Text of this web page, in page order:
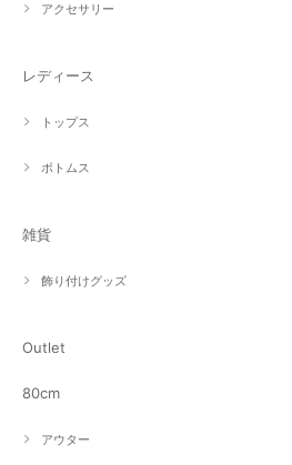
アクセサリー
レディース
トップス
ボトムス
雑貨
飾り付けグッズ
Outlet
80cm
アウター